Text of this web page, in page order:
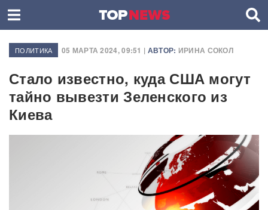
ПОЛИТИКА 05 МАРТА 2024, 09:51 | АВТОР: ИРИНА СОКОЛ
Стало известно, куда США могут
тайно вывезти Зеленского из
Киева